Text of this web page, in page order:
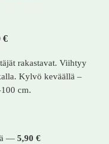
€Hintaluokka: 5,90 € -
rakastavat. Viihtyy
Kylvö keväällä –
cm.
— 5,90 €